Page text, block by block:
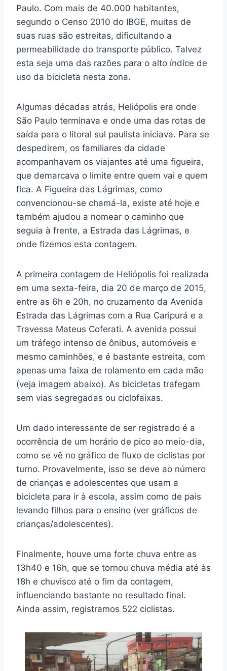
Paulo. Com mais de 40.000 habitantes,
segundo o Censo 2010 do IBGE, muitas de
suas ruas são estreitas, dificultando a
permeabilidade do transporte público. Talvez
esta seja uma das razões para o alto índice de
uso da bicicleta nesta zona.
Algumas décadas atrás, Heliópolis era onde
São Paulo terminava e onde uma das rotas de
saída para o litoral sul paulista iniciava. Para se
despedirem, os familiares da cidade
acompanhavam os viajantes até uma figueira,
que demarcava o limite entre quem vai e quem
fica. A Figueira das Lágrimas, como
convencionou-se chamá-la, existe até hoje e
também ajudou a nomear o caminho que
seguia à frente, a Estrada das Lágrimas, e
onde fizemos esta contagem.
A primeira contagem de Heliópolis foi realizada
em uma sexta-feira, dia 20 de março de 2015,
entre as 6h e 20h, no cruzamento da Avenida
Estrada das Lágrimas com a Rua Caripurá e a
Travessa Mateus Coferati. A avenida possui
um tráfego intenso de ônibus, automóveis e
mesmo caminhões, e é bastante estreita, com
apenas uma faixa de rolamento em cada mão
(veja imagem abaixo). As bicicletas trafegam
sem vias segregadas ou ciclofaixas.
Um dado interessante de ser registrado é a
ocorrência de um horário de pico ao meio-dia,
como se vê no gráfico de fluxo de ciclistas por
turno. Provavelmente, isso se deve ao número
de crianças e adolescentes que usam a
bicicleta para ir à escola, assim como de pais
levando filhos para o ensino (ver gráficos de
crianças/adolescentes).
Finalmente, houve uma forte chuva entre as
13h40 e 16h, que se tornou chuva média até às
18h e chuvisco até o fim da contagem,
influenciando bastante no resultado final.
Ainda assim, registramos 522 ciclistas.